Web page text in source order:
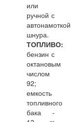
или
ручной с
автонамоткой
шнура.
ТОПЛИВО:
бензин с
октановым
числом
92;
емкость
топливного
бака -